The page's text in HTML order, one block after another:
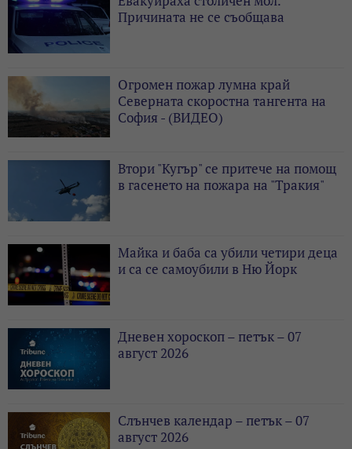
Причината не се съобщава
Огромен пожар лумна край
Северната скоростна тангента на
София - (ВИДЕО)
Втори "Кугър" се притече на помощ
в гасенето на пожара на "Тракия"
Майка и баба са убили четири деца
и са се самоубили в Ню Йорк
Дневен хороскоп – петък – 07
август 2026
Слънчев календар – петък – 07
август 2026